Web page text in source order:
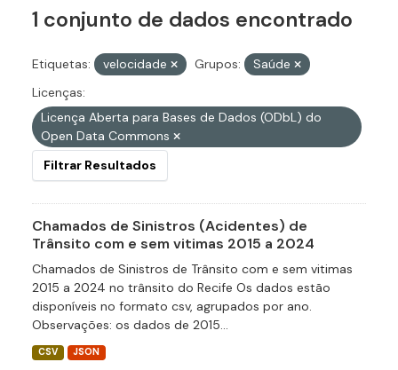
1 conjunto de dados encontrado
Etiquetas: velocidade Grupos:
Saúde
Licenças:
Licença Aberta para Bases de Dados (ODbL) do
Open Data Commons
Filtrar Resultados
Chamados de Sinistros (Acidentes) de
Trânsito com e sem vitimas 2015 a 2024
Chamados de Sinistros de Trânsito com e sem vitimas
2015 a 2024 no trânsito do Recife Os dados estão
disponíveis no formato csv, agrupados por ano.
Observações: os dados de 2015...
CSV JSON